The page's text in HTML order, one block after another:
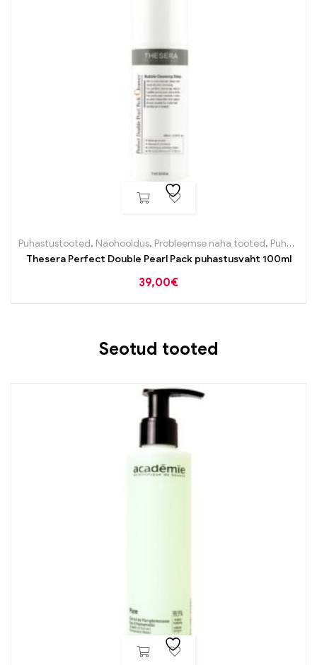
Puhastustooted, Näohooldus, Probleemse naha tooted, Puhastustooted
Thesera Perfect Double Pearl Pack puhastusvaht 100ml
39,00€
Seotud tooted